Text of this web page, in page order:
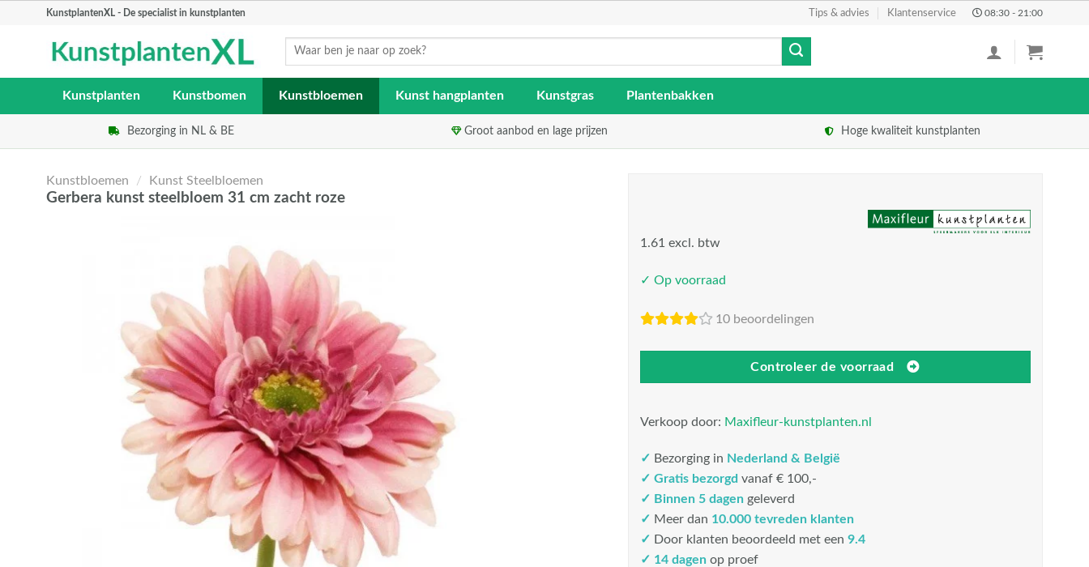
KunstplantenXL - De specialist in kunstplanten Tips & advies Klantenservice 08:30 - 21:00
Zoeken
Kunstplanten Kunstbomen Kunstbloemen Kunst hangplanten Kunstgras Plantenbakken
Bezorging in NL & BE Groot aanbod en lage prijzen Hoge kwaliteit kunstplanten
Kunstbloemen / Kunst Steelbloemen
Gerbera kunst steelbloem 31 cm zacht roze
1.61 excl. btw
✓ Op voorraad
10 beoordelingen
Controleer de voorraad
Verkoop door: Maxifleur-kunstplanten.nl
✓ Bezorging in Nederland & België
✓ Gratis bezorgd vanaf € 100,-
✓ Binnen 5 dagengeleverd
✓ Meer dan 10.000 tevreden klanten
✓ Door klanten beoordeeld met een 9.4
✓ 14 dagenop proef